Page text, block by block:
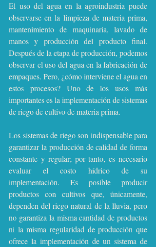
El uso del agua en la agroindustria puede
observarse en la limpieza de materia prima,
mantenimiento de maquinaria, lavado de
manos y producción del producto final.
Después de la etapa de producción, podemos
observar el uso del agua en la fabricación de
empaques. Pero, ¿cómo interviene el agua en
estos procesos? Uno de los usos más
importantes es la implementación de sistemas
de riego de cultivo de materia prima.
Los sistemas de riego son indispensable para
garantizar la producción de calidad de forma
constante y regular; por tanto, es necesario
evaluar el costo hídrico de su
implementación. Es posible producir
productos con cultivos que, únicamente,
dependen del riego natural de la lluvia, pero
no garantiza la misma cantidad de productos
ni la misma regularidad de producción que
ofrece la implementación de un sistema de